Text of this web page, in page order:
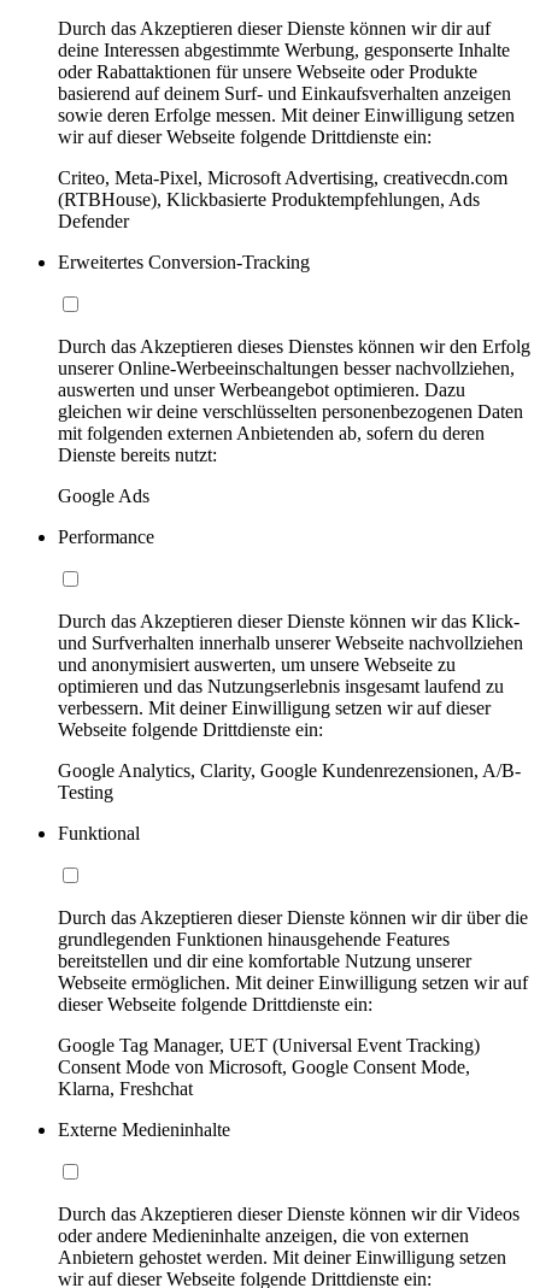
Durch das Akzeptieren dieser Dienste können wir dir auf
deine Interessen abgestimmte Werbung, gesponserte Inhalte
oder Rabattaktionen für unsere Webseite oder Produkte
basierend auf deinem Surf- und Einkaufsverhalten anzeigen
sowie deren Erfolge messen. Mit deiner Einwilligung setzen
wir auf dieser Webseite folgende Drittdienste ein:
Criteo, Meta-Pixel, Microsoft Advertising, creativecdn.com
(RTBHouse), Klickbasierte Produktempfehlungen, Ads
Defender
Erweitertes Conversion-Tracking
Durch das Akzeptieren dieses Dienstes können wir den Erfolg
unserer Online-Werbeeinschaltungen besser nachvollziehen,
auswerten und unser Werbeangebot optimieren. Dazu
gleichen wir deine verschlüsselten personenbezogenen Daten
mit folgenden externen Anbietenden ab, sofern du deren
Dienste bereits nutzt:
Google Ads
Performance
Durch das Akzeptieren dieser Dienste können wir das Klick-
und Surfverhalten innerhalb unserer Webseite nachvollziehen
und anonymisiert auswerten, um unsere Webseite zu
optimieren und das Nutzungserlebnis insgesamt laufend zu
verbessern. Mit deiner Einwilligung setzen wir auf dieser
Webseite folgende Drittdienste ein:
Google Analytics, Clarity, Google Kundenrezensionen, A/B-
Testing
Funktional
Durch das Akzeptieren dieser Dienste können wir dir über die
grundlegenden Funktionen hinausgehende Features
bereitstellen und dir eine komfortable Nutzung unserer
Webseite ermöglichen. Mit deiner Einwilligung setzen wir auf
dieser Webseite folgende Drittdienste ein:
Google Tag Manager, UET (Universal Event Tracking)
Consent Mode von Microsoft, Google Consent Mode,
Klarna, Freshchat
Externe Medieninhalte
Durch das Akzeptieren dieser Dienste können wir dir Videos
oder andere Medieninhalte anzeigen, die von externen
Anbietern gehostet werden. Mit deiner Einwilligung setzen
wir auf dieser Webseite folgende Drittdienste ein: